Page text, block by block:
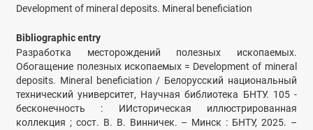
Development of mineral deposits. Mineral beneficiation
Bibliographic entry
Разработка месторождений полезных ископаемых.
Обогащение полезных ископаемых = Development of mineral
deposits. Mineral beneficiation / Белорусский национальный
технический университет, Научная библиотека БНТУ. 105 -
бесконечность : ИИсторическая иллюстрированная
коллекция ; сост. В. В. Винничек. – Минск : БНТУ, 2025. –